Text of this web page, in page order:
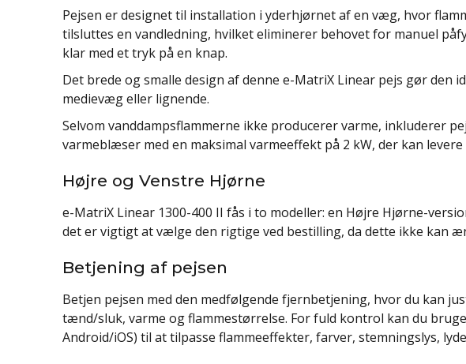
Pejsen er designet til installation i yderhjørnet af en væg, hvor
tilsluttes en vandledning, hvilket eliminerer behovet for manuel
klar med et tryk på en knap.
Det brede og smalle design af denne e-MatriX Linear pejs gør den
medievæg eller lignende.
Selvom vanddampsflammerne ikke producerer varme, inkluderer
varmeblæser med en maksimal varmeeffekt på 2 kW, der kan
Højre og Venstre Hjørne
e-MatriX Linear 1300-400 II fås i to modeller: en Højre Hjørne-
det er vigtigt at vælge den rigtige ved bestilling, da dette ikke kan
Betjening af pejsen
Betjen pejsen med den medfølgende fjernbetjening, hvor du kan
tænd/sluk, varme og flammestørrelse. For fuld kontrol kan du
Android/iOS) til at tilpasse flammeeffekter, farver, stemningslys,